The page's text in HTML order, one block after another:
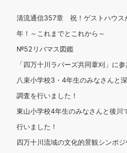
清流通信357章 祝！ゲストハウス
年！～これまでとこれから～
№52リバマス図鑑
「四万十川ラバーズ共同葦刈」に参
八束小学校3・4年生のみなさんと
調査を行いました！
東山小学校4年生のみなさんと後川
行いました！
四万十川流域の文化的景観シンポ